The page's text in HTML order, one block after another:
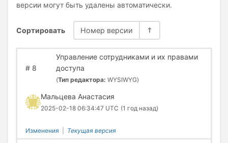
версии могут быть удалены автоматически.
Сортировать Номер версии
#8
Управление сотрудниками и их правами
доступа
(Тип редактора: WYSIWYG)
Мальцева Анастасия
2025-02-18 06:34:47 UTC (1 год назад)
Изменения Текущая версия